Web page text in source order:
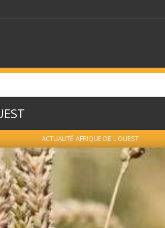
SÉLECTIONNEZ UN DOSSIER
SÉLECTIONNEZ UNE CATÉGORIE
ACTUALITÉ AFRIQUE DE L'OUEST